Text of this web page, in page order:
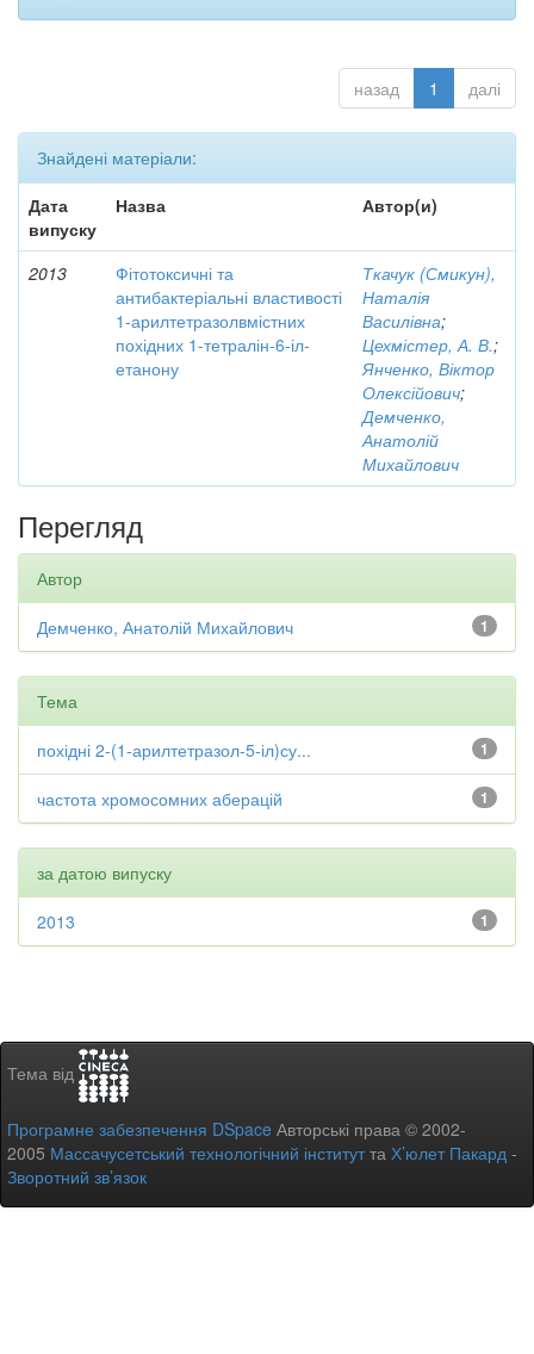
назад 1 далі
Знайдені матеріали:
Дата
випуску
Назва Автор(и)
2013
Фітотоксичні та
антибактеріальні властивості
1-арилтетразолвмістних
похідних 1-тетралін-6-іл-
етанону
Ткачук (Смикун),
Наталія
Василівна;
Цехмістер, А. В.;
Янченко, Віктор
Олексійович;
Демченко,
Анатолій
Михайлович
Перегляд
Автор
1
Демченко, Анатолій Михайлович
Тема
1
похідні 2-(1-арилтетразол-5-іл)су...
1
частота хромосомних аберацій
за датою випуску
1
2013
Тема від
Програмне забезпечення DSpace Авторські права © 2002-
2005 Массачусетський технологічний інститутта Х’юлет Пакард -
Зворотний зв’язок